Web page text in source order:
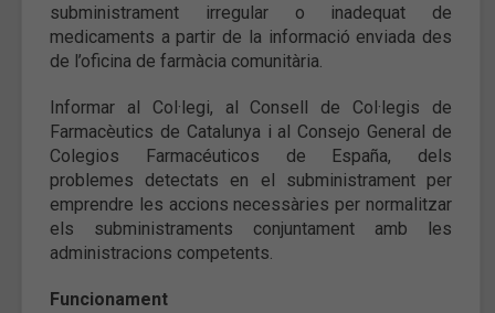
subministrament irregular o inadequat de
medicaments a partir de la informació enviada des
de l’oficina de farmàcia comunitària.
Informar al Col·legi, al Consell de Col·legis de
Farmacèutics de Catalunya i al Consejo General de
Colegios Farmacéuticos de España, dels
problemes detectats en el subministrament per
emprendre les accions necessàries per normalitzar
els subministraments conjuntament amb les
administracions competents.
Funcionament